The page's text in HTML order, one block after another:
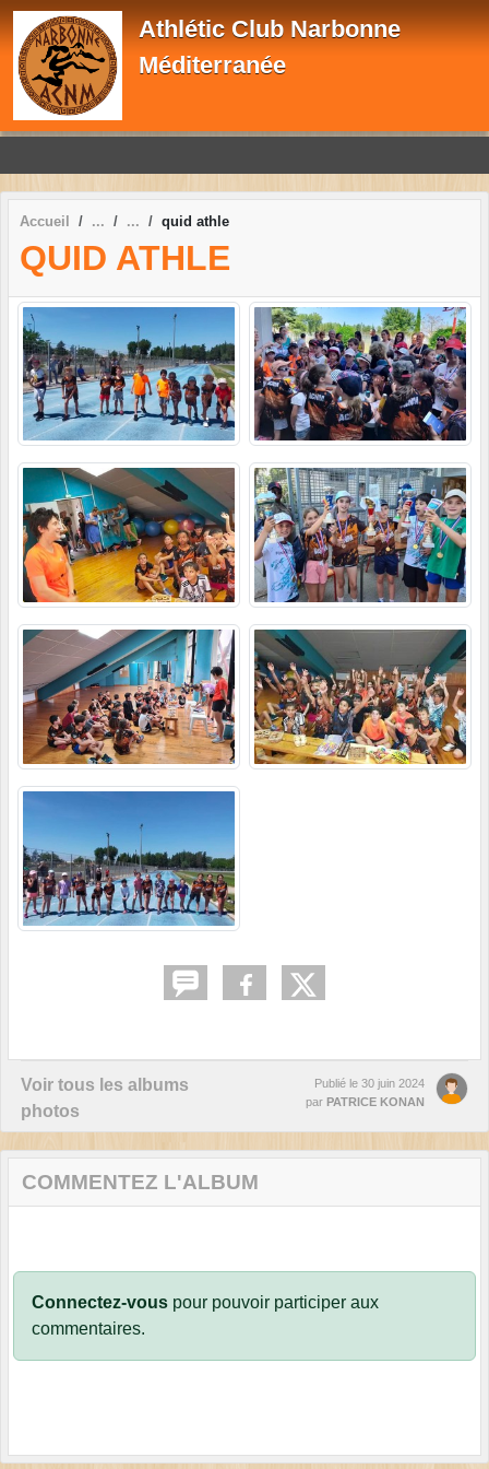
Athlétic Club Narbonne
Méditerranée
Accueil quid athle
QUID ATHLE
Voir tous les albums
photos
Publié le 30 juin 2024
par PATRICE KONAN
COMMENTEZ L'ALBUM
Connectez-vous pour pouvoir participer aux
commentaires.
Panneau de gestion des cookies